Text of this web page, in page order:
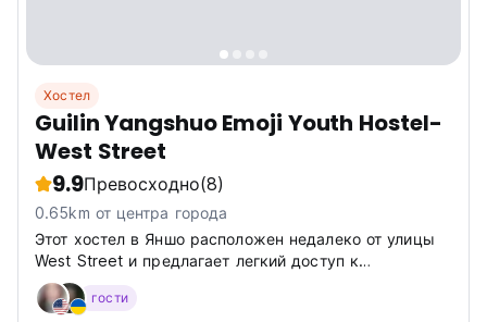
Хостел
Guilin Yangshuo Emoji Youth Hostel-
West Street
9.9Превосходно(8)
0.65km от центра города
Этот хостел в Яншо расположен недалеко от улицы
West Street и предлагает легкий доступ к
достопримечательностям. Идеально подходит для
общения с KTV, террасой на крыше и номерами, где
гости